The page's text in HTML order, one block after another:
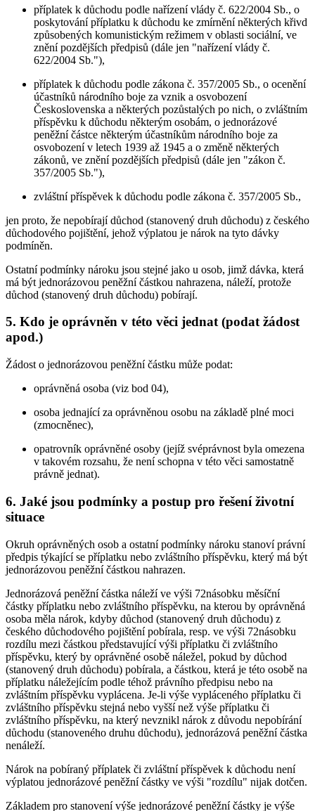
příplatek k důchodu podle nařízení vlády č. 622/2004 Sb., o
poskytování příplatku k důchodu ke zmírnění některých křivd
způsobených komunistickým režimem v oblasti sociální, ve
znění pozdějších předpisů (dále jen "nařízení vlády č.
622/2004 Sb."),
příplatek k důchodu podle zákona č. 357/2005 Sb., o ocenění
účastníků národního boje za vznik a osvobození
Československa a některých pozůstalých po nich, o zvláštním
příspěvku k důchodu některým osobám, o jednorázové
peněžní částce některým účastníkům národního boje za
osvobození v letech 1939 až 1945 a o změně některých
zákonů, ve znění pozdějších předpisů (dále jen "zákon č.
357/2005 Sb."),
zvláštní příspěvek k důchodu podle zákona č. 357/2005 Sb.,
jen proto, že nepobírají důchod (stanovený druh důchodu) z českého
důchodového pojištění, jehož výplatou je nárok na tyto dávky
podmíněn.
Ostatní podmínky nároku jsou stejné jako u osob, jimž dávka, která
má být jednorázovou peněžní částkou nahrazena, náleží, protože
důchod (stanovený druh důchodu) pobírají.
5. Kdo je oprávněn v této věci jednat (podat žádost
apod.)
Žádost o jednorázovou peněžní částku může podat:
oprávněná osoba (viz bod 04),
osoba jednající za oprávněnou osobu na základě plné moci
(zmocněnec),
opatrovník oprávněné osoby (jejíž svéprávnost byla omezena
v takovém rozsahu, že není schopna v této věci samostatně
právně jednat).
6. Jaké jsou podmínky a postup pro řešení životní
situace
Okruh oprávněných osob a ostatní podmínky nároku stanoví právní
předpis týkající se příplatku nebo zvláštního příspěvku, který má být
jednorázovou peněžní částkou nahrazen.
Jednorázová peněžní částka náleží ve výši 72násobku měsíční
částky příplatku nebo zvláštního příspěvku, na kterou by oprávněná
osoba měla nárok, kdyby důchod (stanovený druh důchodu) z
českého důchodového pojištění pobírala, resp. ve výši 72násobku
rozdílu mezi částkou představující výši příplatku či zvláštního
příspěvku, který by oprávněné osobě náležel, pokud by důchod
(stanovený druh důchodu) pobírala, a částkou, která je této osobě na
příplatku náležejícím podle téhož právního předpisu nebo na
zvláštním příspěvku vyplácena. Je-li výše vypláceného příplatku či
zvláštního příspěvku stejná nebo vyšší než výše příplatku či
zvláštního příspěvku, na který nevznikl nárok z důvodu nepobírání
důchodu (stanoveného druhu důchodu), jednorázová peněžní částka
nenáleží.
Nárok na pobíraný příplatek či zvláštní příspěvek k důchodu není
výplatou jednorázové peněžní částky ve výši "rozdílu" nijak dotčen.
Základem pro stanovení výše jednorázové peněžní částky je výše